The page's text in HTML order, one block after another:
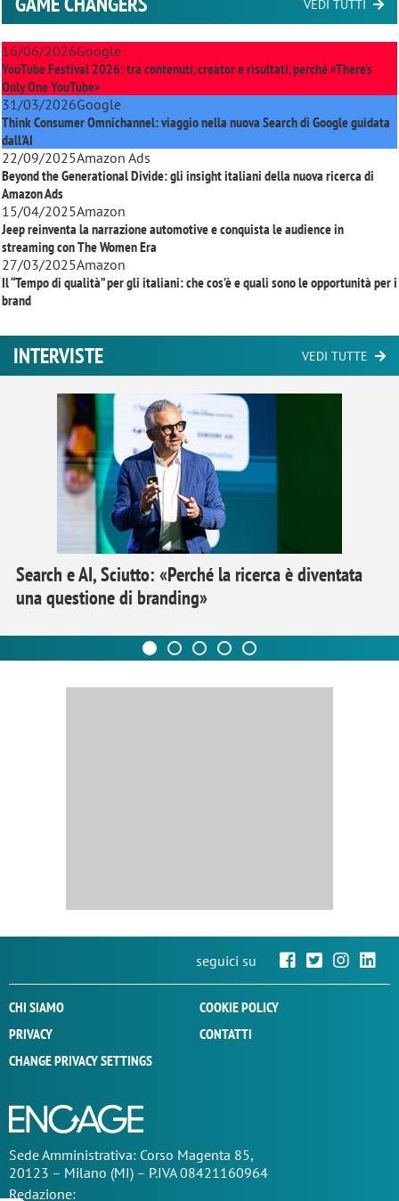
VEDI TUTTI
16/06/2026Google
YouTube Festival 2026: tra contenuti, creator e risultati, perché «There’s
Only One YouTube»
31/03/2026Google
Think Consumer Omnichannel: viaggio nella nuova Search di Google guidata
dall'AI
22/09/2025Amazon Ads
Beyond the Generational Divide: gli insight italiani della nuova ricerca di
Amazon Ads
15/04/2025Amazon
Jeep reinventa la narrazione automotive e conquista le audience in
streaming conThe Women Era
27/03/2025Amazon
Il “Tempo di qualità” per gli italiani: che cos’è e quali sono le opportunità per i
brand
INTERVISTE VEDI TUTTE
Search e AI, Sciutto: «Perché la ricerca è diventata
una questione di branding»
seguici su
CHI SIAMO
COOKIE POLICY
PRIVACY
CONTATTI
CHANGE PRIVACY SETTINGS
SedeAmministrativa: Corso Magenta 85,
20123 – Milano (MI) – P.IVA 08421160964
Redazione: